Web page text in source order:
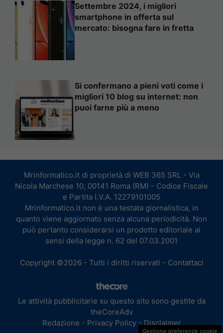
Settembre 2024, i migliori
smartphone in offerta sul
mercato: bisogna fare in fretta
Si confermano a pieni voti come i
migliori 10 blog su internet: non
puoi farne più a meno
Mrinformatico.it di proprietà di WEB 365 SRL - Via
Nicola Marchese 10, 00141 Roma (RM) - Codice Fiscale
e Partita I.V.A. 12279101005
Mrinformatico.it non è una testata giornalistica, in
quanto viene aggiornato senza alcuna periodicità. Non
può pertanto considerarsi un prodotto editoriale ai
sensi della legge n. 62 del 07.03.2001
Copyright ©2026 - Tutti i diritti riservati - Contattaci
Le attività pubblicitarie su questo sito sono gestite da
theCoreAdv
Redazione - Privacy Policy- Disclaimer
Gestione preferenze cookie